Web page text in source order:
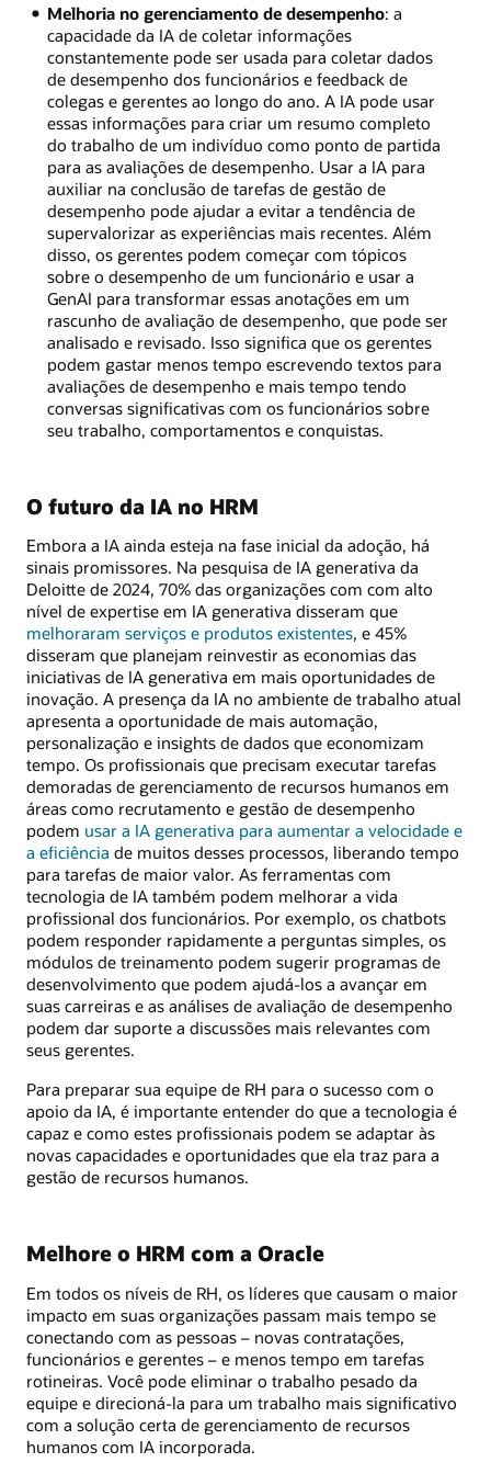
Melhoria no gerenciamento de desempenho: a
capacidade da IA de coletar informações
constantemente pode ser usada para coletar dados
de desempenho dos funcionários e feedback de
colegas e gerentes ao longo do ano. A IA pode usar
essas informações para criar um resumo completo
do trabalho de um indivíduo como ponto de partida
para as avaliações de desempenho. Usar a IA para
auxiliar na conclusão de tarefas de gestão de
desempenho pode ajudar a evitar a tendência de
supervalorizar as experiências mais recentes. Além
disso, os gerentes podem começar com tópicos
sobre o desempenho de um funcionário e usar a
GenAI para transformar essas anotações em um
rascunho de avaliação de desempenho, que pode ser
analisado e revisado. Isso significa que os gerentes
podem gastar menos tempo escrevendo textos para
avaliações de desempenho e mais tempo tendo
conversas significativas com os funcionários sobre
seu trabalho, comportamentos e conquistas.
O futuro da IA no HRM
Embora a IA ainda esteja na fase inicial da adoção, há
sinais promissores. Na pesquisa de IA generativa da
Deloitte de 2024, 70% das organizações com com alto
nível de expertise em IA generativa disseram que
melhoraram serviços e produtos existentes, e 45%
disseram que planejam reinvestir as economias das
iniciativas de IA generativa em mais oportunidades de
inovação. A presença da IA no ambiente de trabalho atual
apresenta a oportunidade de mais automação,
personalização e insights de dados que economizam
tempo. Os profissionais que precisam executar tarefas
demoradas de gerenciamento de recursos humanos em
áreas como recrutamento e gestão de desempenho
podem usar a IA generativa para aumentar a velocidade e
a eficiência de muitos desses processos, liberando tempo
para tarefas de maior valor. As ferramentas com
tecnologia de IA também podem melhorar a vida
profissional dos funcionários. Por exemplo, os chatbots
podem responder rapidamente a perguntas simples, os
módulos de treinamento podem sugerir programas de
desenvolvimento que podem ajudá-los a avançar em
suas carreiras e as análises de avaliação de desempenho
podem dar suporte a discussões mais relevantes com
seus gerentes.
Para preparar sua equipe de RH para o sucesso com o
apoio da IA, é importante entender do que a tecnologia é
capaz e como estes profissionais podem se adaptar às
novas capacidades e oportunidades que ela traz para a
gestão de recursos humanos.
Melhore o HRM com a Oracle
Em todos os níveis de RH, os líderes que causam o maior
impacto em suas organizações passam mais tempo se
conectando com as pessoas – novas contratações,
funcionários e gerentes – e menos tempo em tarefas
rotineiras. Você pode eliminar o trabalho pesado da
equipe e direcioná-la para um trabalho mais significativo
com a solução certa de gerenciamento de recursos
humanos com IA incorporada.